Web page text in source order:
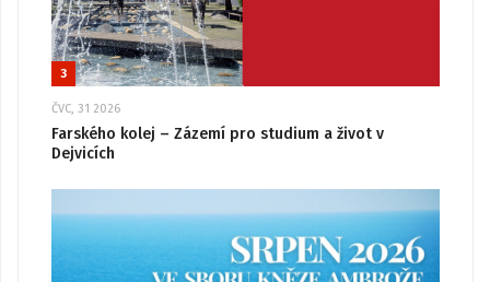
3
ČVC, 31 2026
Farského kolej – Zázemí pro studium a život v
Dejvicích